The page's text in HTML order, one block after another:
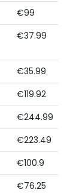
€99
€37.99
€35.99
€119.92
€244.99
€223.49
€100.9
€76.25